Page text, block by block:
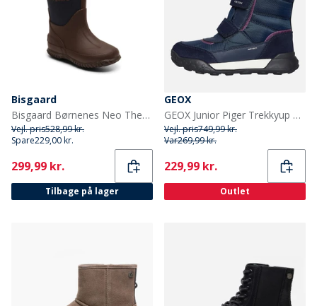
Bisgaard
Bisgaard Børnenes Neo Thermo Gummistøvler Blå
Vejl. pris528,99 kr.
Spare229,00 kr.
Current
299,99 kr.
Tilbage på lager
GEOX
GEOX Junior Piger Trekkyup Dobbelt Rem Pelsforet Støvler Marineblå/Lilla
Vejl. pris749,99 kr.
Var269,99 kr.
Current
229,99 kr.
Outlet